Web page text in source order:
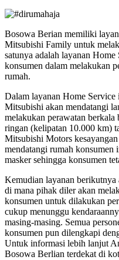
Bosowa Berian memiliki
Mitsubishi Family untuk
satunya adalah layanan
konsumen dalam melakukan
rumah.
Dalam layanan Home
Mitsubishi akan mendatangi
melakukan perawatan berkala
ringan (kelipatan 10.000 km)
Mitsubishi Motors
mendatangi rumah konsumen
masker sehingga konsumen
Kemudian layanan
di mana pihak diler akan
konsumen untuk dilakukan
cukup menunggu
masing-masing. Semua
konsumen pun dilengkapi
Untuk informasi lebih lanjut
Bosowa Berlian terdekat di